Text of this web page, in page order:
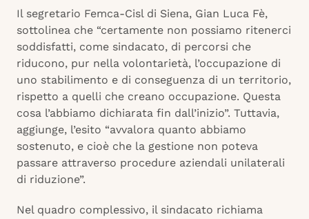
Il segretario Femca-Cisl di Siena, Gian Luca Fè,
sottolinea che “certamente non possiamo ritenerci
soddisfatti, come sindacato, di percorsi che
riducono, pur nella volontarietà, l’occupazione di
uno stabilimento e di conseguenza di un territorio,
rispetto a quelli che creano occupazione. Questa
cosa l’abbiamo dichiarata fin dall’inizio”. Tuttavia,
aggiunge, l’esito “avvalora quanto abbiamo
sostenuto, e cioè che la gestione non poteva
passare attraverso procedure aziendali unilaterali
di riduzione”.
Nel quadro complessivo, il sindacato richiama